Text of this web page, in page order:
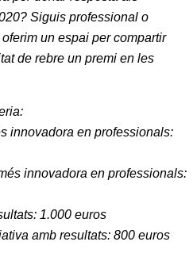
Siguis professional o
un espai per compartir
de rebre un premi en les
en professionals:
innovadora en professionals:
1.000 euros
amb resultats: 800 euros